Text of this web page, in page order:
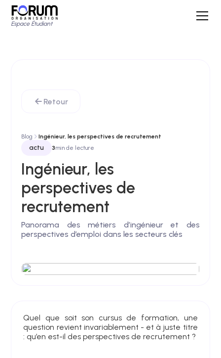
Espace Étudiant
Retour
Blog Ingénieur, les perspectives de recrutement
actu 3min de lecture
Ingénieur, les
perspectives de
recrutement
Panorama des métiers d’ingénieur et des
perspectives d’emploi dans les secteurs clés
Quel que soit son cursus de formation, une
question revient invariablement - et à juste titre
: qu’en est-il des perspectives de recrutement ?